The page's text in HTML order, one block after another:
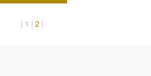
| 1 | 2 |